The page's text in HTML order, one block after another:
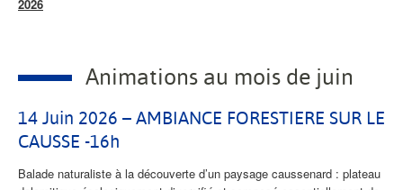
2026
Animations au mois de juin
14 Juin 2026 – AMBIANCE FORESTIERE SUR LE
CAUSSE -16h
Balade naturaliste à la découverte d’un paysage caussenard : plateau